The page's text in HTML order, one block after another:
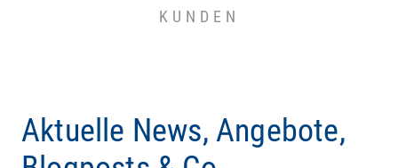
KUNDEN
Aktuelle News, Angebote,